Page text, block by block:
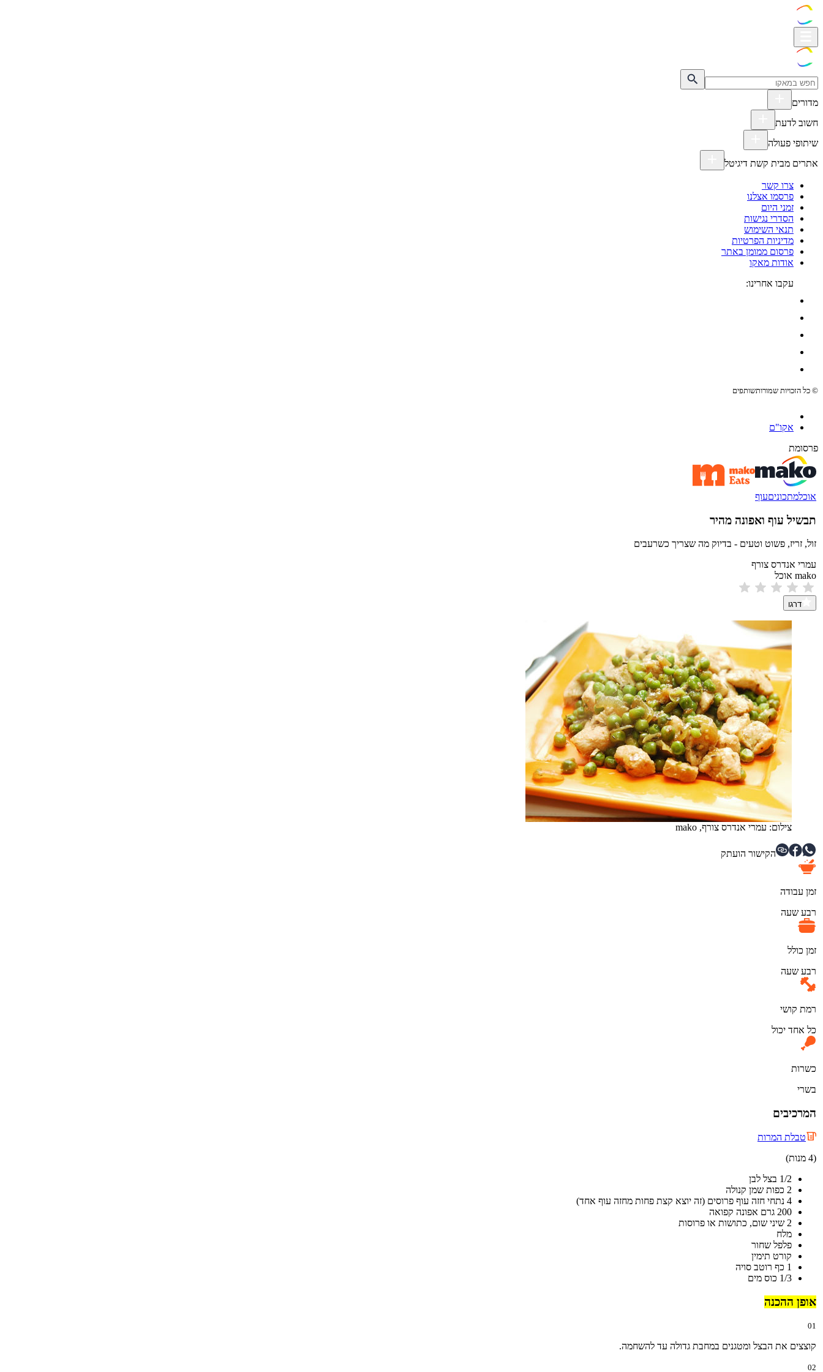
מדורים
חשוב לדעת
שיתופי פעולה
אתרים מבית קשת דיגיטל
צרו קשר
פרסמו אצלנו
זמני היום
הסדרי נגישות
תנאי השימוש
מדיניות הפרטיות
פרסום ממומן באתר
אודות מאקו
עקבו אחרינו:
© כל הזכויות שמורותשותפים
אקו"ם
פרסומת
אוכלמתכוניםעוף
תבשיל עוף ואפונה מהיר
זול, זריז, פשוט וטעים - בדיוק מה שצריך כשרעבים
עמרי אנדרס צורף
mako אוכל
דרגו
צילום: עמרי אנדרס צורף, mako
הקישור הועתק
זמן עבודה
רבע שעה
זמן כולל
רבע שעה
רמת קושי
כל אחד יכול
כשרות
בשרי
המרכיבים
טבלת המרות
(4 מנות)
1/2 בצל לבן
2 כפות שמן קנולה
4 נתחי חזה עוף פרוסים (זה יוצא קצת פחות מחזה עוף אחד)
200 גרם אפונה קפואה
2 שיני שום, כתושות או פרוסות
מלח
פלפל שחור
קורט תימין
1 כף רוטב סויה
1/3 כוס מים
אופן ההכנה
01
קוצצים את הבצל ומטגנים במחבת גדולה עד להשחמה.
02